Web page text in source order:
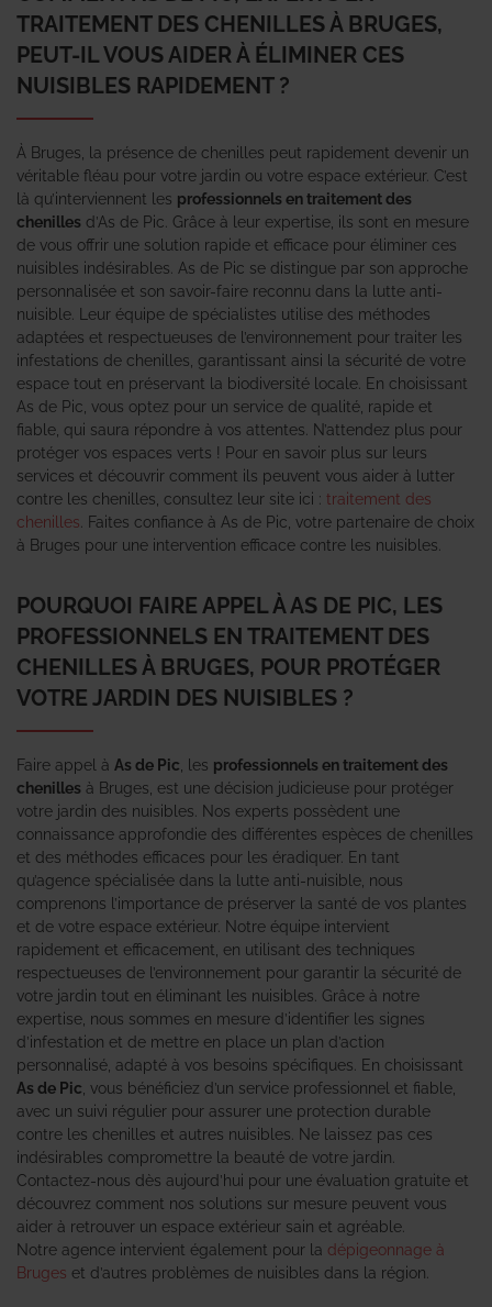
TRAITEMENT DES CHENILLES À BRUGES,
PEUT-IL VOUS AIDER À ÉLIMINER CES
NUISIBLES RAPIDEMENT ?
À Bruges, la présence de chenilles peut rapidement devenir un
véritable fléau pour votre jardin ou votre espace extérieur. C’est
là qu’interviennent les professionnels en traitement des
chenilles d’As de Pic. Grâce à leur expertise, ils sont en mesure
de vous offrir une solution rapide et efficace pour éliminer ces
nuisibles indésirables. As de Pic se distingue par son approche
personnalisée et son savoir-faire reconnu dans la lutte anti-
nuisible. Leur équipe de spécialistes utilise des méthodes
adaptées et respectueuses de l’environnement pour traiter les
infestations de chenilles, garantissant ainsi la sécurité de votre
espace tout en préservant la biodiversité locale. En choisissant
As de Pic, vous optez pour un service de qualité, rapide et
fiable, qui saura répondre à vos attentes. N’attendez plus pour
protéger vos espaces verts ! Pour en savoir plus sur leurs
services et découvrir comment ils peuvent vous aider à lutter
contre les chenilles, consultez leur site ici : traitement des
chenilles . Faites confiance à As de Pic, votre partenaire de choix
à Bruges pour une intervention efficace contre les nuisibles.
POURQUOI FAIRE APPEL À AS DE PIC, LES
PROFESSIONNELS EN TRAITEMENT DES
CHENILLES À BRUGES, POUR PROTÉGER
VOTRE JARDIN DES NUISIBLES ?
Faire appel à As de Pic , les professionnels en traitement des
chenilles à Bruges, est une décision judicieuse pour protéger
votre jardin des nuisibles. Nos experts possèdent une
connaissance approfondie des différentes espèces de chenilles
et des méthodes efficaces pour les éradiquer. En tant
qu’agence spécialisée dans la lutte anti-nuisible, nous
comprenons l’importance de préserver la santé de vos plantes
et de votre espace extérieur. Notre équipe intervient
rapidement et efficacement, en utilisant des techniques
respectueuses de l’environnement pour garantir la sécurité de
votre jardin tout en éliminant les nuisibles. Grâce à notre
expertise, nous sommes en mesure d’identifier les signes
d’infestation et de mettre en place un plan d’action
personnalisé, adapté à vos besoins spécifiques. En choisissant
As de Pic , vous bénéficiez d’un service professionnel et fiable,
avec un suivi régulier pour assurer une protection durable
contre les chenilles et autres nuisibles. Ne laissez pas ces
indésirables compromettre la beauté de votre jardin.
Contactez-nous dès aujourd’hui pour une évaluation gratuite et
découvrez comment nos solutions sur mesure peuvent vous
aider à retrouver un espace extérieur sain et agréable.
Notre agence intervient également pour la dépigeonnage à
Bruges et d’autres problèmes de nuisibles dans la région.